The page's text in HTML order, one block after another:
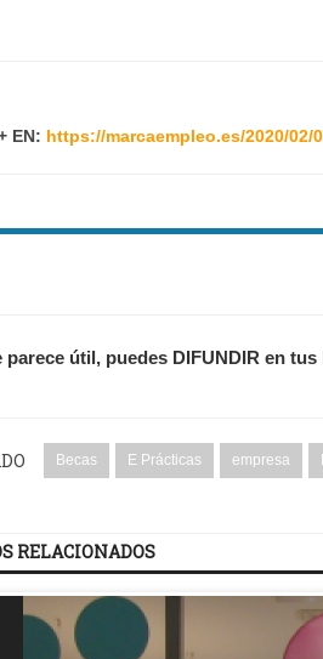
EN: https://marcaempleo.es/2020/
parece útil, puedes DIFUNDIR en
Becas E Prácticas empresa
RELACIONADOS